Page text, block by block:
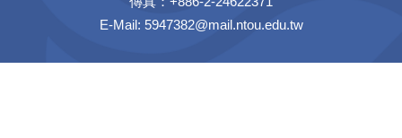
E-Mail: 5947382@mail.ntou.edu.tw